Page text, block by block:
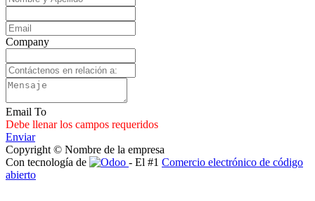
Company
Email To
Debe llenar los campos requeridos
Enviar
Copyright © Nombre de la empresa
Con tecnología de
- El #1 Comercio electrónico de código
abierto